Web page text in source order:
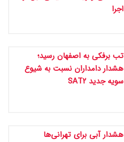
اجرا
تب برفکی به اصفهان رسید؛
هشدار دامداران نسبت به شیوع
سویه جدید SAT۲
هشدار آبی برای تهرانی‌ها